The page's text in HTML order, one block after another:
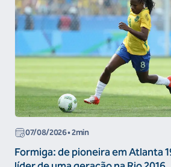
07/08/2026• 2min
Formiga: de pioneira em Atlanta